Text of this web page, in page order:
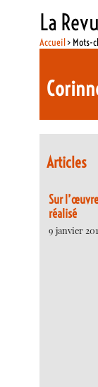
La
Accueil> Mots-
Articles
Sur
réalisé
9 janvier